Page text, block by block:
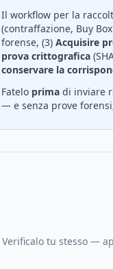
Il workflow per la
(contraffazione, Buy
forense, (3) Acquisire
prova crittografica
conservare la
Fatelo prima di inviare
— e senza prove
Verificalo tu stesso —